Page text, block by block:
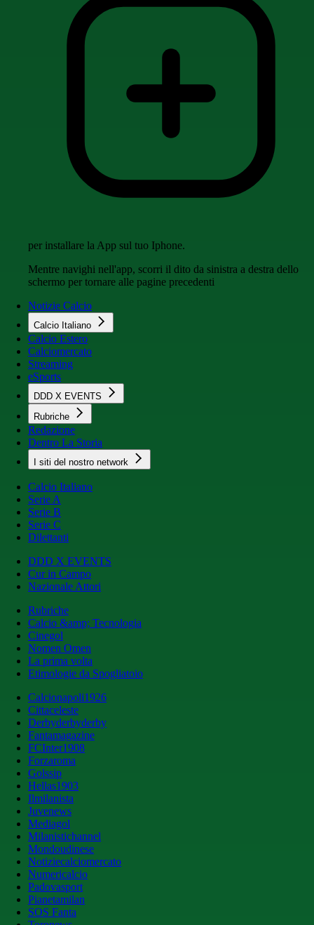
per installare la App sul tuo Iphone.
Mentre navighi nell'app, scorri il dito da sinistra a destra dello
schermo per tornare alle pagine precedenti
Notizie Calcio
Calcio Italiano
Calcio Estero
Calciomercato
Streaming
eSports
DDD X EVENTS
Rubriche
Redazione
Dentro La Storia
I siti del nostro network
Calcio Italiano
Serie A
Serie B
Serie C
Dilettanti
DDD X EVENTS
Cur in Campo
Nazionale Attori
Rubriche
Calcio &amp; Tecnologia
Cinegol
Nomen Omen
La prima volta
Etimologie da Spogliatoio
Calcionapoli1926
Cittaceleste
Derbyderbyderby
Fantamagazine
FCInter1908
Forzaroma
Golssip
Hellas1903
Ilmilanista
Juvenews
Mediagol
Milanistichannel
Mondoudinese
Notiziecalciomercato
Numericalcio
Padovasport
Pianetamilan
SOS Fanta